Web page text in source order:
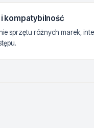
kompatybilność
sprzętu różnych marek,